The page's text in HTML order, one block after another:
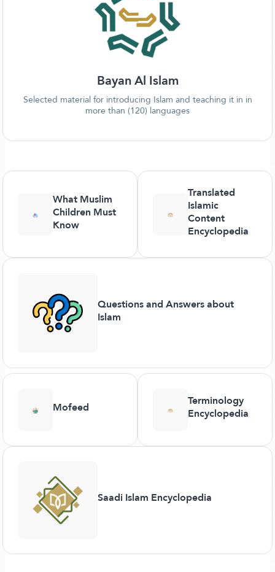
Bayan Al Islam
Selected material for introducing Islam and teaching it in in
more than (120) languages
What Muslim
Children Must
Know
Translated
Islamic
Content
Encyclopedia
Questions and Answers about
Islam
Mofeed Terminology
Encyclopedia
Saadi Islam Encyclopedia